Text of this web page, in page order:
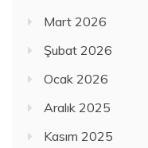
Mart 2026
Şubat 2026
Ocak 2026
Aralık 2025
Kasım 2025